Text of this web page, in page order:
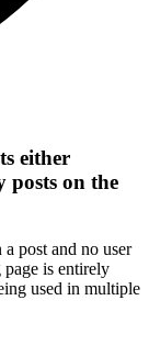
either
posts on the
post and no user
page is entirely
used in multiple